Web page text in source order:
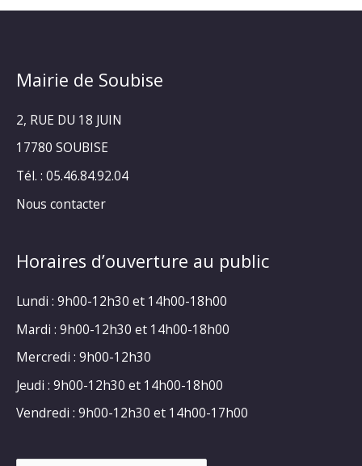
Mairie de Soubise
2, RUE DU 18 JUIN
17780 SOUBISE
Tél. : 05.46.84.92.04
Nous contacter
Horaires d’ouverture au public
Lundi : 9h00-12h30 et 14h00-18h00
Mardi : 9h00-12h30 et 14h00-18h00
Mercredi : 9h00-12h30
Jeudi : 9h00-12h30 et 14h00-18h00
Vendredi : 9h00-12h30 et 14h00-17h00